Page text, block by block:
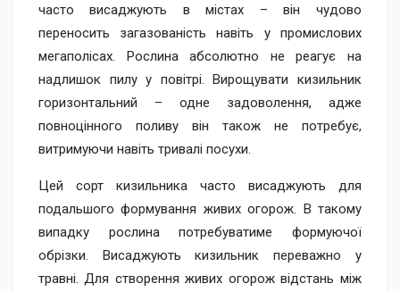
часто висаджують в містах – він чудово
переносить загазованість навіть у промислових
мегаполісах. Рослина абсолютно не реагує на
надлишок пилу у повітрі. Вирощувати кизильник
горизонтальний – одне задоволення, адже
повноцінного поливу він також не потребує,
витримуючи навіть тривалі посухи.
Цей сорт кизильника часто висаджують для
подальшого формування живих огорож. В такому
випадку рослина потребуватиме формуючої
обрізки. Висаджують кизильник переважно у
травні. Для створення живих огорож відстань між